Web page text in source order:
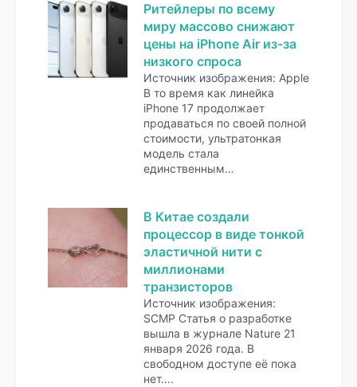
Ритейлеры по всему
миру массово снижают
цены на iPhone Air из-за
низкого спроса
Источник изображения: Apple
В то время как линейка
iPhone 17 продолжает
продаваться по своей полной
стоимости, ультратонкая
модель стала
единственным…
В Китае создали
процессор в виде тонкой
эластичной нити с
миллионами
транзисторов
Источник изображения:
SCMP Статья о разработке
вышла в журнале Nature 21
января 2026 года. В
свободном доступе её пока
нет….